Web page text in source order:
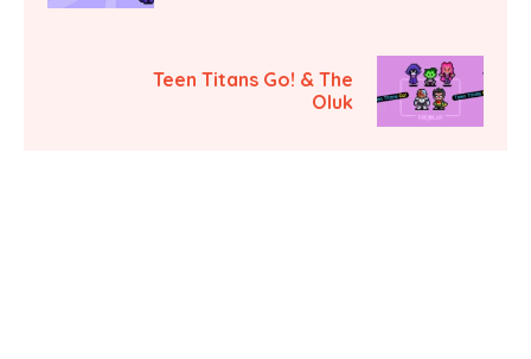
Teen Titans Go! & The
Oluk